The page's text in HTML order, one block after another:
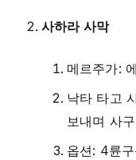
사하라 사막
메르주가:
낙타 타고
보내며 사
옵션: 4륜